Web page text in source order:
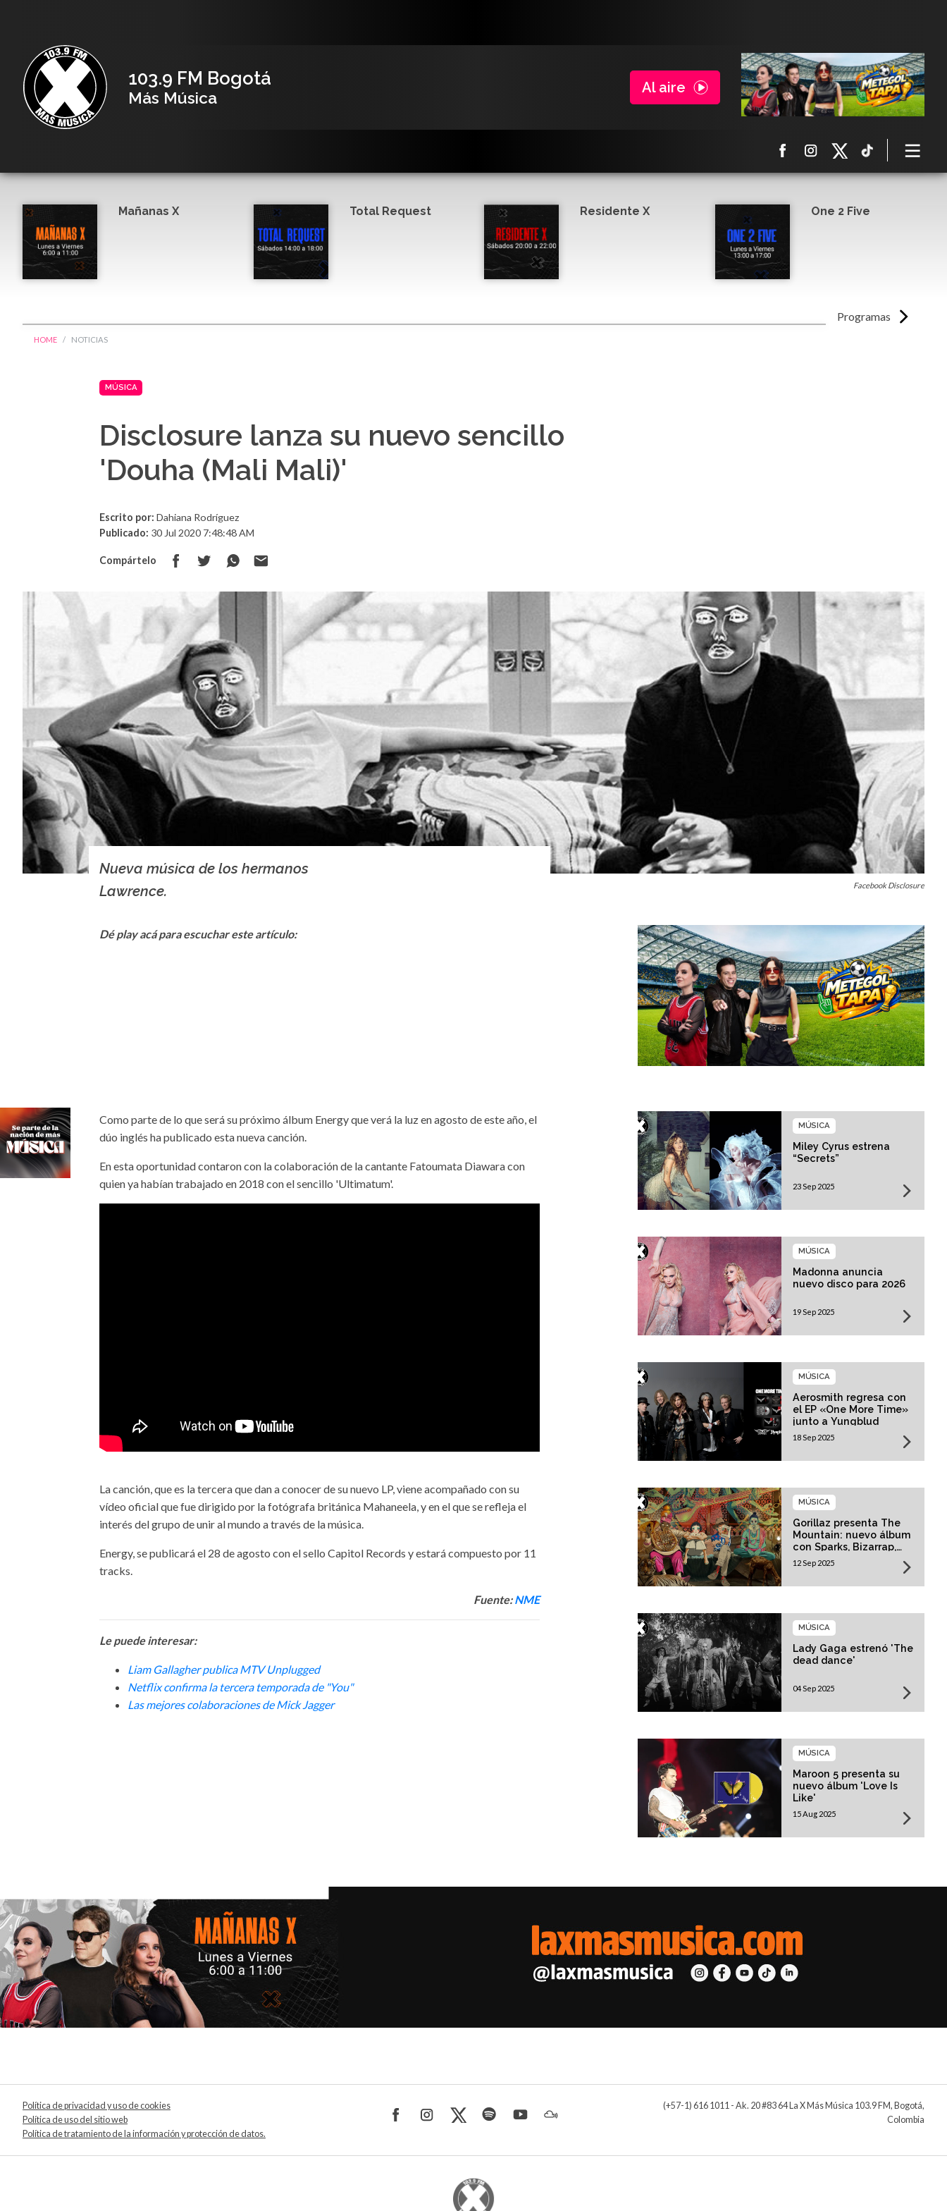
103.9 FM Bogotá
Más Música
Al aire
Programas
Mañanas X Total Request Residente X One 2 Five
HOME NOTICIAS
MÚSICA
Disclosure lanza su nuevo sencillo
'Douha (Mali Mali)'
Escrito por: Dahiana Rodríguez
Publicado: 30 Jul 2020 7:48:48 AM
Compártelo
Facebook Disclosure
Nueva música de los hermanos
Lawrence.
Dé play acá para escuchar este artículo:
Como parte de lo que será su próximo álbum Energy que verá la luz en agosto de este año, el
dúo inglés ha publicado esta nueva canción.
En esta oportunidad contaron con la colaboración de la cantante Fatoumata Diawara con
quien ya habían trabajado en 2018 con el sencillo 'Ultimatum'.
La canción, que es la tercera que dan a conocer de su nuevo LP, viene acompañado con su
vídeo oficial que fue dirigido por la fotógrafa británica Mahaneela, y en el que se refleja el
interés del grupo de unir al mundo a través de la música.
Energy, se publicará el 28 de agosto con el sello Capitol Records y estará compuesto por 11
tracks.
Fuente:NME
Le puede interesar:
Liam Gallagher publica MTV Unplugged
Netflix confirma la tercera temporada de "You"
Las mejores colaboraciones de Mick Jagger
Miley Cyrus estrena
“Secrets”
MÚSICA
23 Sep 2025
Madonna anuncia
nuevo disco para 2026
MÚSICA
19 Sep 2025
Aerosmith regresa con
el EP «One More Time»
junto a Yungblud
MÚSICA
18 Sep 2025
Gorillaz presenta The
Mountain: nuevo álbum
con Sparks, Bizarrap,
Trueno y más invitados
MÚSICA
12 Sep 2025
Lady Gaga estrenó 'The
dead dance'
MÚSICA
04 Sep 2025
Maroon 5 presenta su
nuevo álbum 'Love Is
Like'
MÚSICA
15 Aug 2025
Política de privacidad y uso de cookies
Política de uso del sitio web
Política de tratamiento de la información y protección de datos.
(+57-1) 616 1011 - Ak. 20 #83 64 La X Más Música 103.9 FM, Bogotá,
Colombia